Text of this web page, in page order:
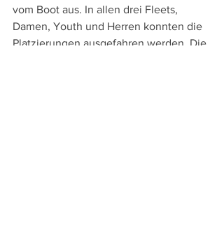
vom Boot aus. In allen drei Fleets,
Damen, Youth und Herren konnten die
Platzierungen ausgefahren werden. Die